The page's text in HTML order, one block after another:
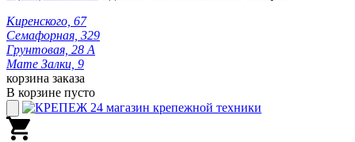
Киренского, 67
Семафорная, 329
Грунтовая, 28 А
Мате Залки, 9
корзина заказа
В корзине пусто